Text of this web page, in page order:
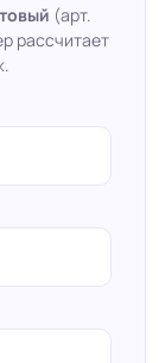
(арт.
рассчитает